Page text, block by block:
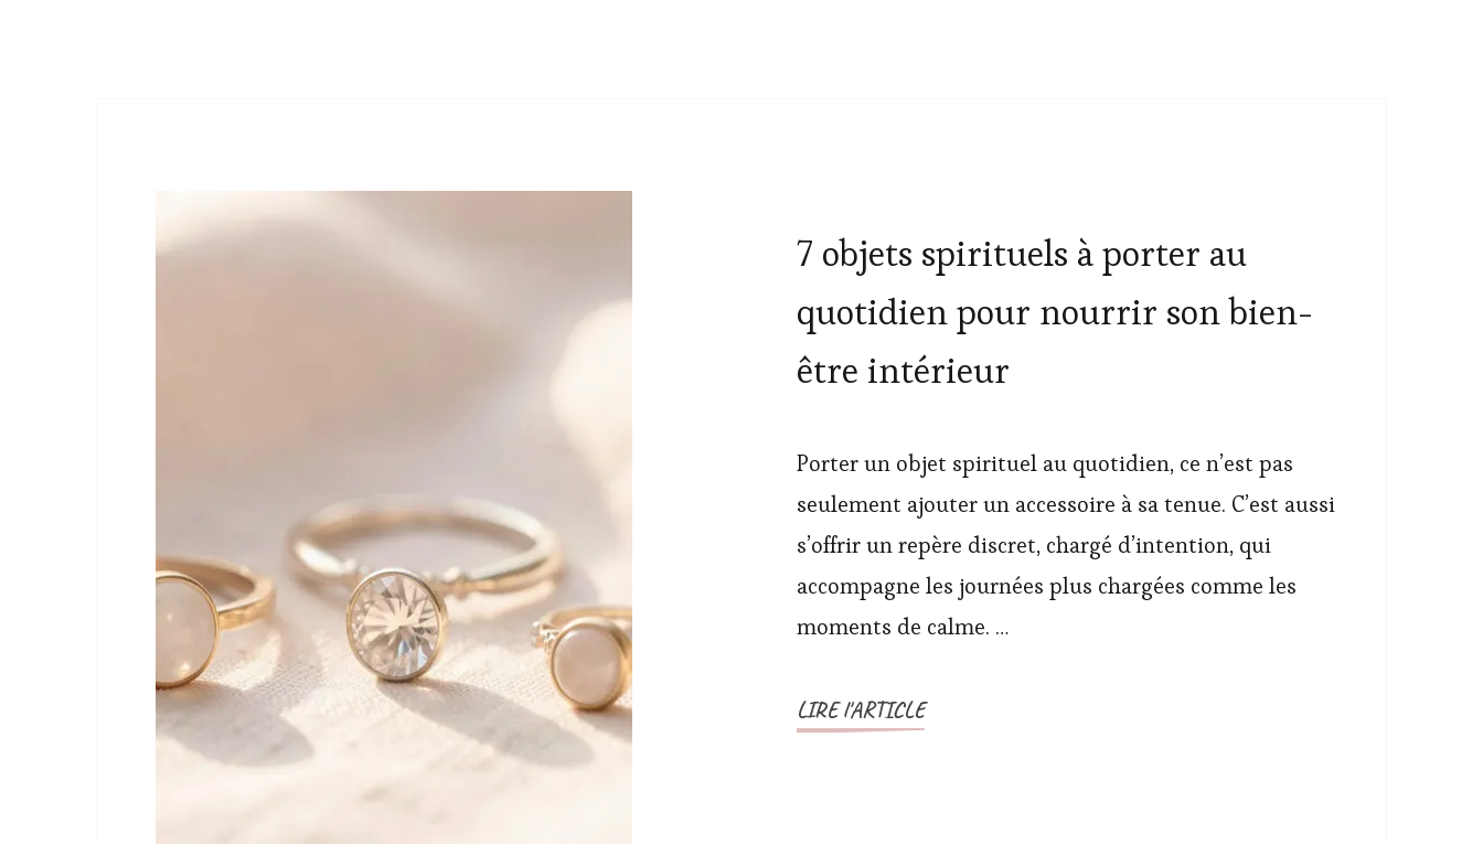
7 objets spirituels à porter au
quotidien pour nourrir son bien-
être intérieur
Porter un objet spirituel au quotidien, ce n’est pas
seulement ajouter un accessoire à sa tenue. C’est aussi
s’offrir un repère discret, chargé d’intention, qui
accompagne les journées plus chargées comme les
moments de calme. …
LIRE l'ARTICLE